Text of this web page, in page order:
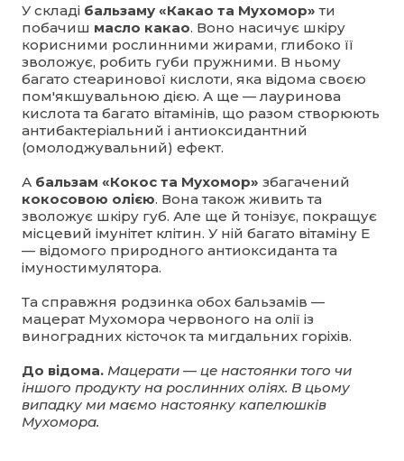
У складі бальзаму «Какао та Мухомор» ти
побачиш масло какао. Воно насичує шкіру
корисними рослинними жирами, глибоко її
зволожує, робить губи пружними. В ньому
багато стеаринової кислоти, яка відома своєю
пом'якшувальною дією. А ще — лауринова
кислота та багато вітамінів, що разом створюють
антибактерiальний і антиоксидантний
(омолоджувальний) ефект.
А бальзам «Кокос та Мухомор» збагачений
кокосовою олією. Вона також живить та
зволожує шкіру губ. Але ще й тонізує, покращує
місцевий імунітет клітин. У ній багато вітаміну Е
— відомого природного антиоксиданта та
імуностимулятора.
Та справжня родзинка обох бальзамів —
мацерат Мухомора червоного на олії із
виноградних кісточок та мигдальних горіхів.
До відома. Мацерати — це настоянки того чи
іншого продукту на рослинних оліях. В цьому
випадку ми маємо настоянку капелюшків
Мухомора.